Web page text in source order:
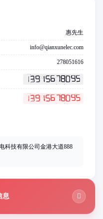
惠先生
info@qianxunelec.com
278051616
科技有限公司金港大道888
息